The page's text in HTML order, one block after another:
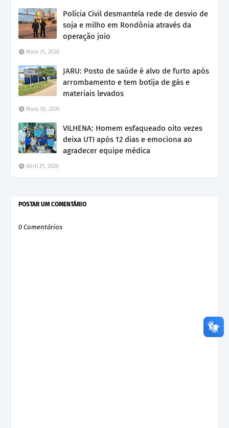
Polícia Civil desmantela rede de desvio de
soja e milho em Rondônia através da
operação joio
Maio 31, 2026
JARU: Posto de saúde é alvo de furto após
arrombamento e tem botija de gás e
materiais levados
Maio 30, 2026
VILHENA: Homem esfaqueado oito vezes
deixa UTI após 12 dias e emociona ao
agradecer equipe médica
Abril 21, 2026
POSTAR UM COMENTÁRIO
0 Comentários